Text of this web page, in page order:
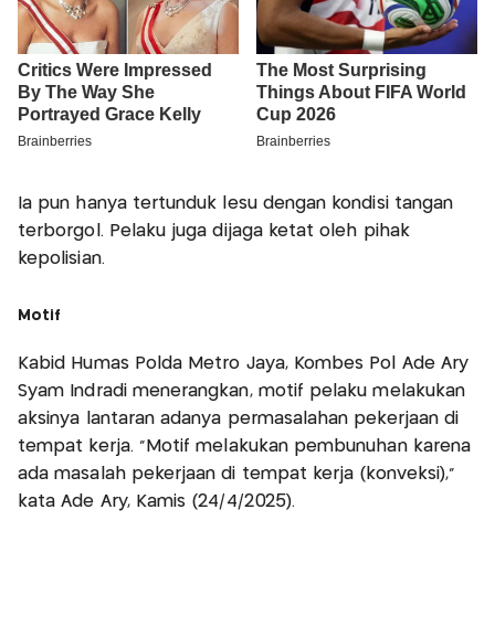
Ia pun hanya tertunduk lesu dengan kondisi tangan
terborgol. Pelaku juga dijaga ketat oleh pihak
kepolisian.
Motif
Kabid Humas Polda Metro Jaya, Kombes Pol Ade Ary
Syam Indradi menerangkan, motif pelaku melakukan
aksinya lantaran adanya permasalahan pekerjaan di
tempat kerja. “Motif melakukan pembunuhan karena
ada masalah pekerjaan di tempat kerja (konveksi),”
kata Ade Ary, Kamis (24/4/2025).